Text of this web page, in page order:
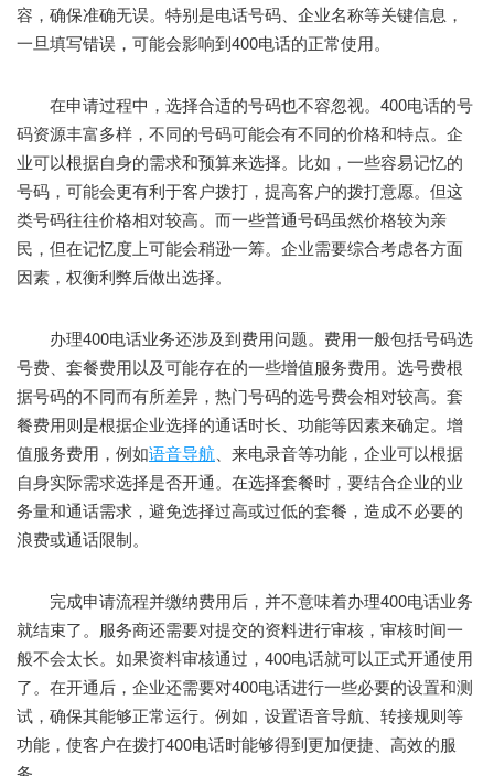
容，确保准确无误。特别是电话号码、企业名称等关键信息，
一旦填写错误，可能会影响到400电话的正常使用。
在申请过程中，选择合适的号码也不容忽视。400电话的号
码资源丰富多样，不同的号码可能会有不同的价格和特点。企
业可以根据自身的需求和预算来选择。比如，一些容易记忆的
号码，可能会更有利于客户拨打，提高客户的拨打意愿。但这
类号码往往价格相对较高。而一些普通号码虽然价格较为亲
民，但在记忆度上可能会稍逊一筹。企业需要综合考虑各方面
因素，权衡利弊后做出选择。
办理400电话业务还涉及到费用问题。费用一般包括号码选
号费、套餐费用以及可能存在的一些增值服务费用。选号费根
据号码的不同而有所差异，热门号码的选号费会相对较高。套
餐费用则是根据企业选择的通话时长、功能等因素来确定。增
值服务费用，例如语音导航 、来电录音等功能，企业可以根据
自身实际需求选择是否开通。在选择套餐时，要结合企业的业
务量和通话需求，避免选择过高或过低的套餐，造成不必要的
浪费或通话限制。
完成申请流程并缴纳费用后，并不意味着办理400电话业务
就结束了。服务商还需要对提交的资料进行审核，审核时间一
般不会太长。如果资料审核通过，400电话就可以正式开通使用
了。在开通后，企业还需要对400电话进行一些必要的设置和测
试，确保其能够正常运行。例如，设置语音导航、转接规则等
功能，使客户在拨打400电话时能够得到更加便捷、高效的服